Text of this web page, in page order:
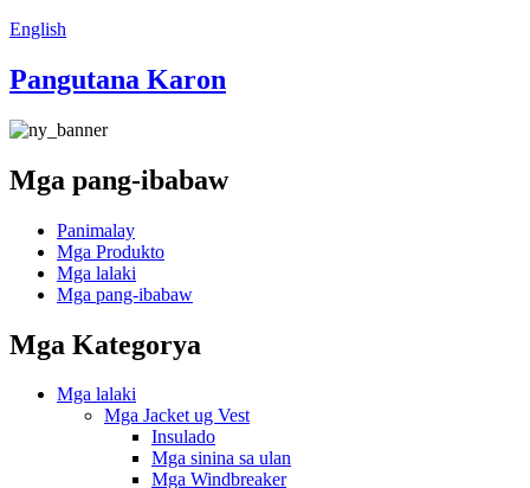
English
Pangutana Karon
Mga pang-ibabaw
Panimalay
Mga Produkto
Mga lalaki
Mga pang-ibabaw
Mga Kategorya
Mga lalaki
Mga Jacket ug Vest
Insulado
Mga sinina sa ulan
Mga Windbreaker